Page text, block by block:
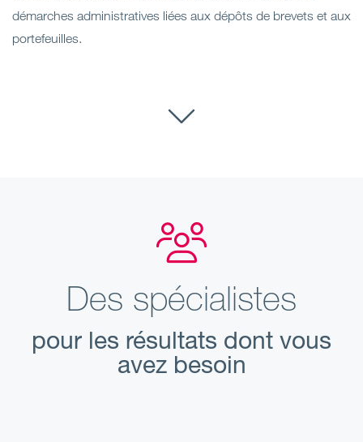
démarches administratives liées aux dépôts de brevets et aux
portefeuilles.
Des spécialistes
pour les résultats dont vous
avez besoin